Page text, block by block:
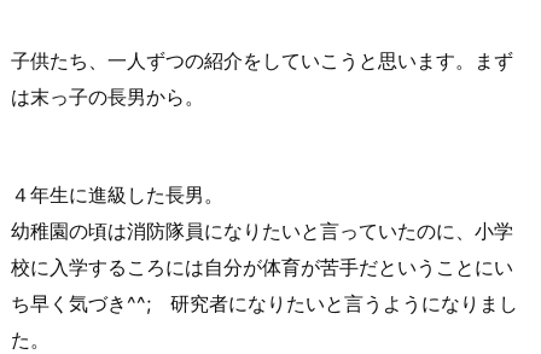
子供たち、一人ずつの紹介をしていこうと思います。まず
は末っ子の長男から。
４年生に進級した長男。
幼稚園の頃は消防隊員になりたいと言っていたのに、小学
校に入学するころには自分が体育が苦手だということにい
ち早く気づき^^; 研究者になりたいと言うようになりまし
た。